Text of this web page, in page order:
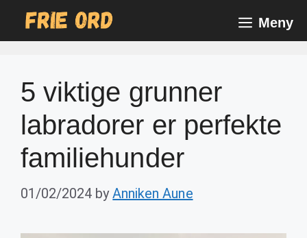
Meny
5 viktige grunner
labradorer er perfekte
familiehunder
01/02/2024 byAnniken Aune